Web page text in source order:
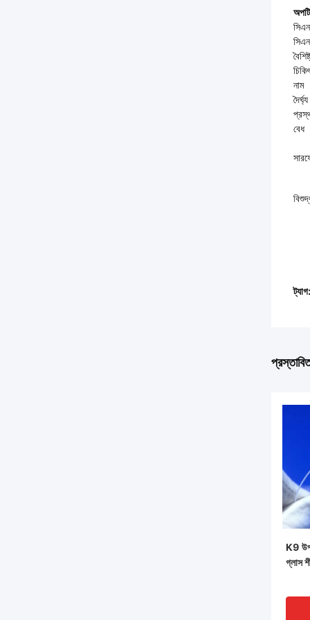
নাম
দৈর্ঘ্য
বেধ
ট্যাগ:
K9
গ্লাস